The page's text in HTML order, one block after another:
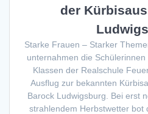
der
Starke Frauen – Starker
unternahmen die
Klassen der Realschule
Ausflug zur bekannten
Barock Ludwigsburg. Bei erst
strahlendem Herbstwetter bot